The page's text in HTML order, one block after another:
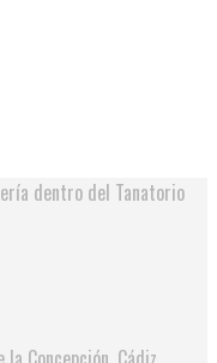
dentro del Tanatorio